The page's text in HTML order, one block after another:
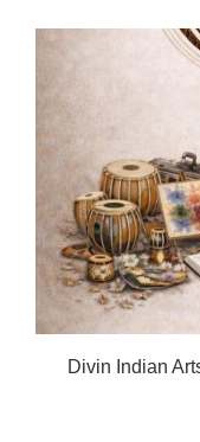
Divin Indian